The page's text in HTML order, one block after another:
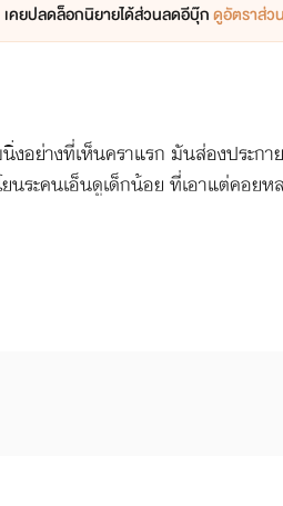
เคยปลดล็อกนิยายได้ส่วนลดอีบุ๊กดูอัตราส่ว
งอย่างที่เห็นคราแรก มันส่องประ
ยนระคนเอ็นดูเด็กน้อย ที่เอาแต่คอ